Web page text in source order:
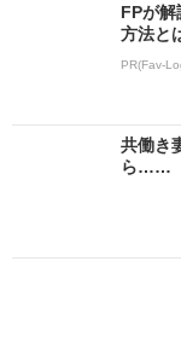
FPが
方法と
PR(Fav-
共働き
ら……